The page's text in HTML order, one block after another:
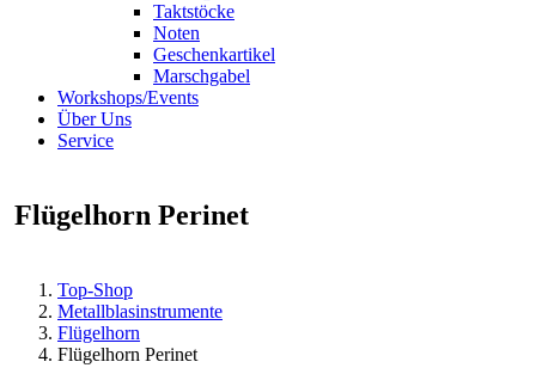
Taktstöcke
Noten
Geschenkartikel
Marschgabel
Workshops/Events
Über Uns
Service
Flügelhorn Perinet
Top-Shop
Metallblasinstrumente
Flügelhorn
Flügelhorn Perinet